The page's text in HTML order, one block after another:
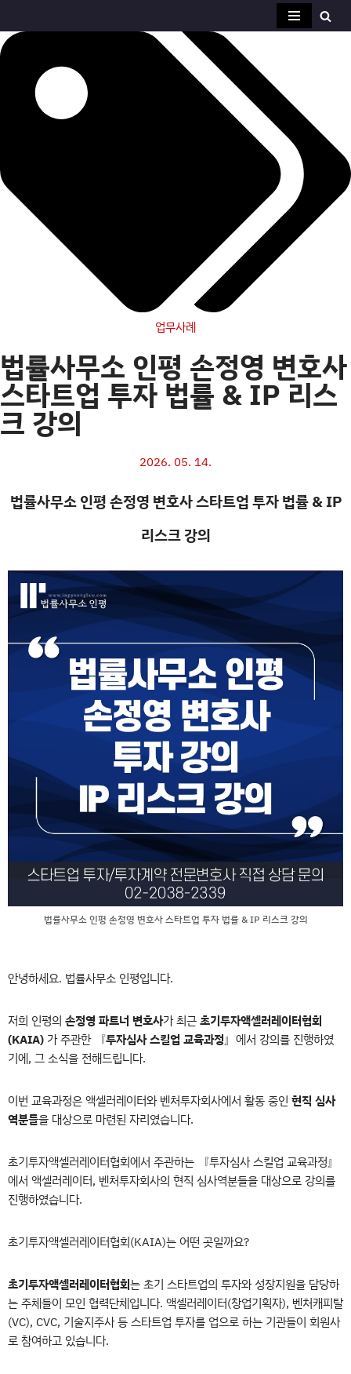
업무사례
법률사무소 인평 손정영 변호사
스타트업 투자 법률 & IP 리스
크 강의
2026. 05. 14.
법률사무소 인평 손정영 변호사 스타트업 투자 법률 & IP
리스크 강의
법률사무소 인평 손정영 변호사 스타트업 투자 법률 & IP 리스크 강의
안녕하세요. 법률사무소 인평입니다.
저희 인평의 손정영 파트너 변호사가 최근초기투자액셀러레이터협회
(KAIA) 가 주관한 『투자심사 스킬업 교육과정』에서 강의를 진행하였
기에, 그 소식을 전해드립니다.
이번 교육과정은 액셀러레이터와 벤처투자회사에서 활동 중인 현직 심사
역분들을 대상으로 마련된 자리였습니다.
초기투자액셀러레이터협회에서 주관하는 『투자심사 스킬업 교육과정』
에서 액셀러레이터, 벤처투자회사의 현직 심사역분들을 대상으로 강의를
진행하였습니다.
초기투자액셀러레이터협회(KAIA)는 어떤 곳일까요?
초기투자액셀러레이터협회는 초기 스타트업의 투자와 성장지원을 담당하
는 주체들이 모인 협력단체입니다. 액셀러레이터(창업기획자), 벤처캐피탈
(VC), CVC, 기술지주사 등 스타트업 투자를 업으로 하는 기관들이 회원사
로 참여하고 있습니다.